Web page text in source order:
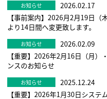
2026.02.17
【事前案内】2026月2月19日
より14日間へ変更致します。
2026.02.09
【重要】2026年2月16日（月
ンスのお知らせ
2025.12.24
【重要】2026年1月30日システ